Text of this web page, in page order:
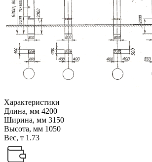
Характеристики
Длина, мм 4200
Ширина, мм 3150
Высота, мм 1050
Вес, т 1.73